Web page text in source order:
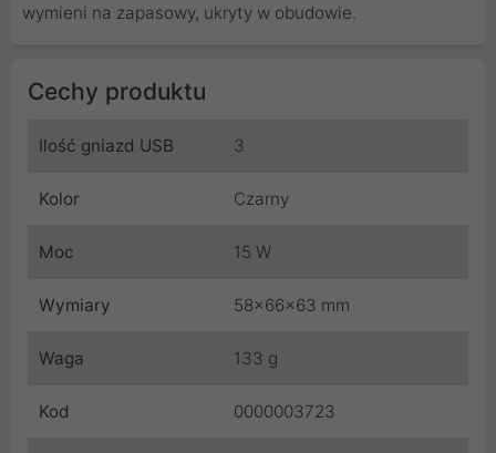
wymieni na zapasowy, ukryty w obudowie.
Cechy produktu
Ilość gniazd USB 3
Kolor Czarny
Moc 15 W
Wymiary 58x66x63 mm
Waga 133 g
Kod 0000003723